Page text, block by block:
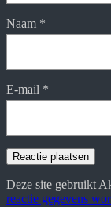
Naam *
E-mail *
Deze site gebruikt
reactie gegevens